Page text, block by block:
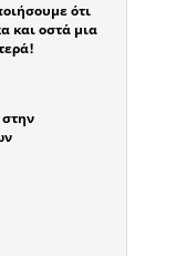
ότι
και οστά μια